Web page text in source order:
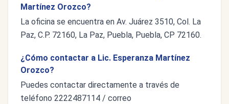
Martínez Orozco?
La oficina se encuentra en Av. Juárez 3510, Col. La
Paz, C.P. 72160, La Paz, Puebla, Puebla, CP 72160.
¿Cómo contactar a Lic. Esperanza Martínez
Orozco?
Puedes contactar directamente a través de
teléfono 2222487114 / correo